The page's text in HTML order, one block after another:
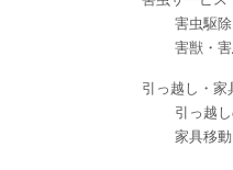
害虫駆除
害獣・
引っ越し・家
引っ越
家具移動